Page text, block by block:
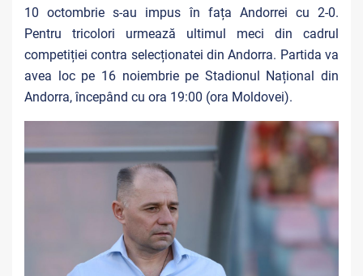
10 octombrie s-au impus în fața Andorrei cu 2-0.
Pentru tricolori urmează ultimul meci din cadrul
competiției contra selecționatei din Andorra. Partida va
avea loc pe 16 noiembrie pe Stadionul Național din
Andorra, începând cu ora 19:00 (ora Moldovei).